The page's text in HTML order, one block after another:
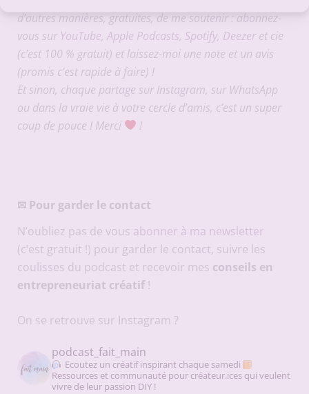
d’autres manières, gratuites, de me soutenir : abonnez-
vous sur YouTube, Apple Podcasts, Spotify, Deezeret cie
(c’est 100 % gratuit) et laissez-moi une note et un avis
(promis c’est rapide à faire) !
Et sinon, chaque partage sur Instagram, sur WhatsApp
ou dans la vraie vie à votre cercle d’amis, c’est un super
coup de pouce ! Merci
!
✉ Pour garder le contact
N’oubliez pas de vous abonner à ma newsletter
(c’est gratuit !) pour garder le contact, suivre les
coulisses du podcast et recevoir mes conseils en
entrepreneuriat créatif!
On se retrouve sur Instagram ?
podcast_fait_main
Ecoutez un créatif inspirant chaque samedi
Ressources et communauté pour créateur.ices qui veulent
vivre de leur passion DIY !